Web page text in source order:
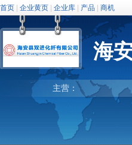
首页 企业黄页 企业库 产品 商机
海
主营：